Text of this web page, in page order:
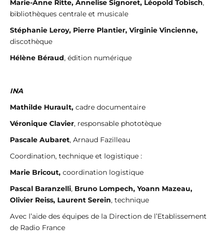
Marie-Anne Ritte, Annelise Signoret, Léopold Tobisch,
bibliothèques centrale et musicale
Stéphanie Leroy, Pierre Plantier, Virginie Vincienne,
discothèque
Hélène Béraud, édition numérique
INA
Mathilde Hurault, cadre documentaire
Véronique Clavier, responsable phototèque
Pascale Aubaret, Arnaud Fazilleau
Coordination, technique et logistique :
Marie Bricout, coordination logistique
Pascal Baranzelli, Bruno Lompech, Yoann Mazeau,
Olivier Reiss, Laurent Serein, technique
Avec l’aide des équipes de la Direction de l’Etablissement
de Radio France